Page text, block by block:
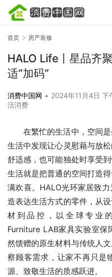
首页 房产装修
HALO Life丨星品齐
适“加码”
消费中国网 • 2024年11月4日 下
活消费
在繁忙的生活中，空间
生活中发现让心灵慰藉与放
舒适感，也可能独处时享受
生活就是把普通的空间打造
满欢喜。HALO光环家居致
造表达生活方式的零件，从
材到品控，以全球专业
Furniture LAB家具实验室保
然馈赠的原生材料与传统人
察顾客需求，让家不再只是
源、致敬生活的质感跃进。